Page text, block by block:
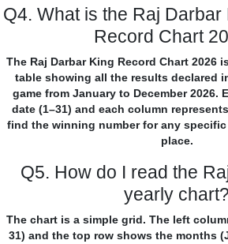
Q4. What is the Raj Darbar
Record Chart
The Raj Darbar King Record Chart 2026
table showing all the results declared
game from January to December 2026.
date (1–31) and each column
find the winning number for any
place.
Q5. How do I read the
yearly chart?
The chart is a simple grid. The left
31) and the top row shows the months